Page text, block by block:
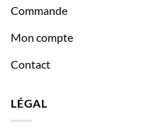
Commande
Mon compte
Contact
LÉGAL